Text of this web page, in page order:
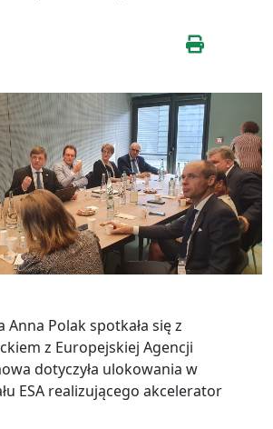
Anna Polak spotkała się z
z Europejskiej Agencji
dotyczyła ulokowania w
ESA realizującego akcelerator